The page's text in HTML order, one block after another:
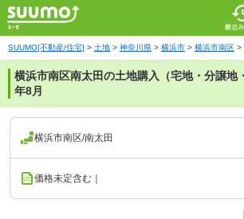
SUUMO[不動産/住宅] > 土地 > 神奈川県 > 横浜市 > 横浜市南区 >
横浜市南区南太田の土地購入（宅地・分譲地
年8月
横浜市南区/南太田
価格未定含む｜